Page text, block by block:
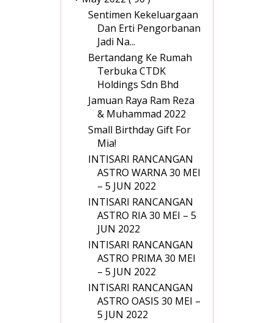
Sentimen Kekeluargaan
Dan Erti Pengorbanan
Jadi Na...
Bertandang Ke Rumah
Terbuka CTDK
Holdings Sdn Bhd
Jamuan Raya Ram Reza
& Muhammad 2022
Small Birthday Gift For
Mia!
INTISARI RANCANGAN
ASTRO WARNA 30 MEI
– 5 JUN 2022
INTISARI RANCANGAN
ASTRO RIA 30 MEI – 5
JUN 2022
INTISARI RANCANGAN
ASTRO PRIMA 30 MEI
– 5 JUN 2022
INTISARI RANCANGAN
ASTRO OASIS 30 MEI –
5 JUN 2022